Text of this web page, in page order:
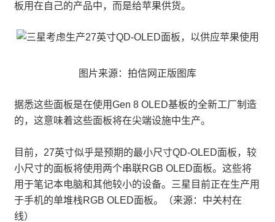
板用在自己的产品中，而是给苹果供货。
图片来源：拍信网正版图库
据悉这些面板是在使用Gen 8 OLED基板的全新工厂制造
的，这意味着这些面板将在尖端设施中生产。
目前，27英寸似乎是预期的最小尺寸QD-OLED面板，较
小尺寸的面板将使用两个串联RGB OLED面板。这些将
用于笔记本电脑和其他较小的设备。三星目前正在生产用
于手机的单堆栈RGB OLED面板。（来源：中关村在
线）